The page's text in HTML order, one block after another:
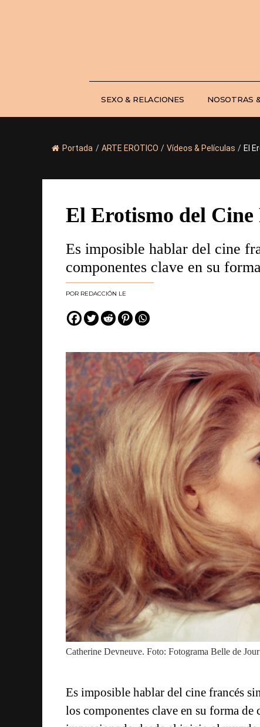
SEXO & RELACIONES NOSOTRAS
Portada / ARTE EROTICO / Vídeos & Películas / El
El Erotismo del Cine
Es imposible hablar del cine
componentes clave en su
REDACCIÓN LE
Catherine Devneuve. Foto: Fotograma Belle de Jour
Es imposible hablar del cine francés
los componentes clave en su forma de